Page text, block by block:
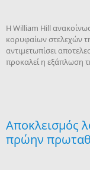
H William Hill
κορυφαίων στελεχών
αντιμετωπίσει
προκαλεί η εξάπλωση
Αποκλεισμός
πρώην